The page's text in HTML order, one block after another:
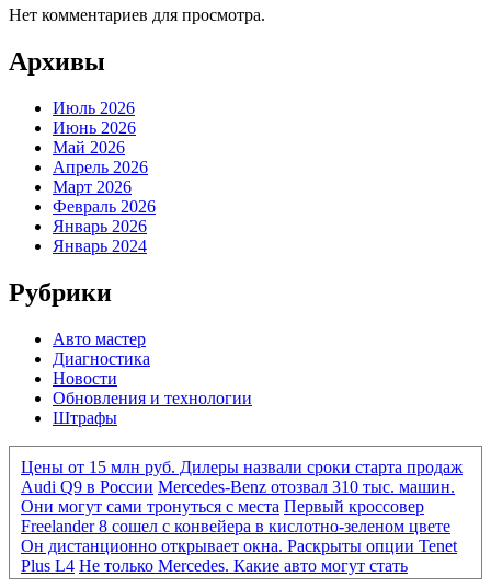
Нет комментариев для просмотра.
Архивы
Июль 2026
Июнь 2026
Май 2026
Апрель 2026
Март 2026
Февраль 2026
Январь 2026
Январь 2024
Рубрики
Авто мастер
Диагностика
Новости
Обновления и технологии
Штрафы
Цены от 15 млн руб. Дилеры назвали сроки старта продаж
Audi Q9 в России Mercedes-Benz отозвал 310 тыс. машин.
Они могут сами тронуться с места Первый кроссовер
Freelander 8 сошел с конвейера в кислотно-зеленом цвете
Он дистанционно открывает окна. Раскрыты опции Tenet
Plus L4 Не только Mercedes. Какие авто могут стать